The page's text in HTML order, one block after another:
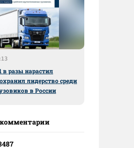
в разы нарастил
лидерство среди
в России